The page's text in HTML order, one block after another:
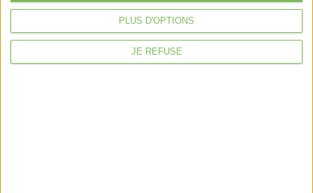
PLUS D'OPTIONS
JE REFUSE
Côté Retraite
Location de bureaux
Examen de Conformité Fiscale